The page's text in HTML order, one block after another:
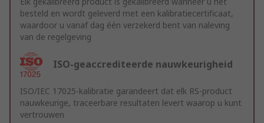
besteld en wordt geleverd met een kalibratiecertificaat,
waardoor u vanaf dag één verzekerd bent van naleving
van de regelgeving
ISO-geaccrediteerde nauwkeurigheid
ISO/IEC 17025-kalibratie garandeert dat elk RS-product
nauwkeurige, traceerbare resultaten levert waarop u kunt
vertrouwen